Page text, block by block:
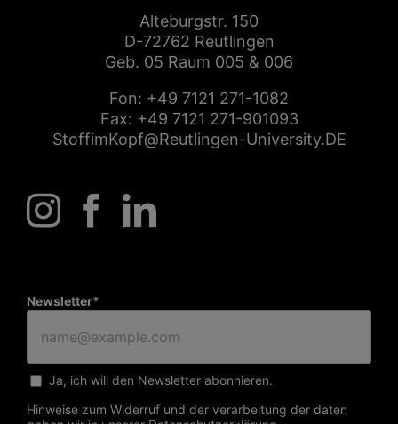
Alteburgstr. 150
D-72762 Reutlingen
Geb. 05 Raum 005 & 006
Fon: +49 7121 271-1082
Fax: +49 7121 271-901093
StoffimKopf@Reutlingen-University.DE
Newsletter*
Ja, ich will den Newsletter abonnieren.
Hinweise zum Widerruf und der verarbeitung der daten